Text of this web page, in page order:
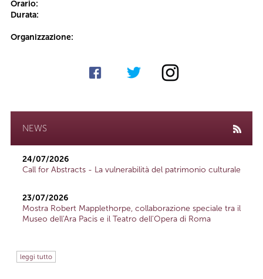
Orario:
Durata:
Organizzazione:
NEWS
24/07/2026
Call for Abstracts - La vulnerabilità del patrimonio culturale
23/07/2026
Mostra Robert Mapplethorpe, collaborazione speciale tra il
Museo dell'Ara Pacis e il Teatro dell'Opera di Roma
leggi tutto